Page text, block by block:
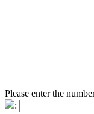
Please enter the
: